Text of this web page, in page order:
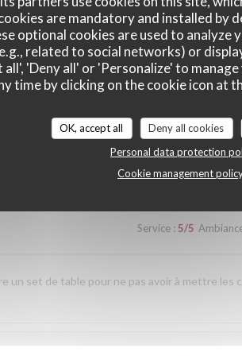
are mandatory and installed by
optional cookies are used to analyze
related to social networks) or
all', 'Deny all' or 'Personalize' to
time by clicking on the cookie icon at
OK, accept all Deny all cookies
Personal data protection
Cookie management
Service: 5/5
et design. un accueil chaleureux avec des
plats et des vins a été parfaite. Je
Service: 5/5
un set de table pour ne pas avoir à mettre